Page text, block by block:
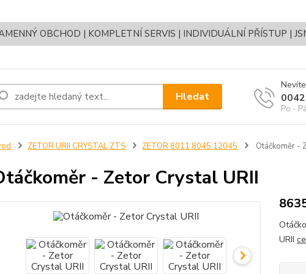
OBCHOD | KOMPLETNÍ SERVIS | INDIVIDUÁLNÍ PŘÍSTUP |
Hledat
Po -
ZETOR URII CRYSTAL ZTS ZETOR 8011 8045 12045 Otáčkoměr -
- Zetor Crystal URII
URII